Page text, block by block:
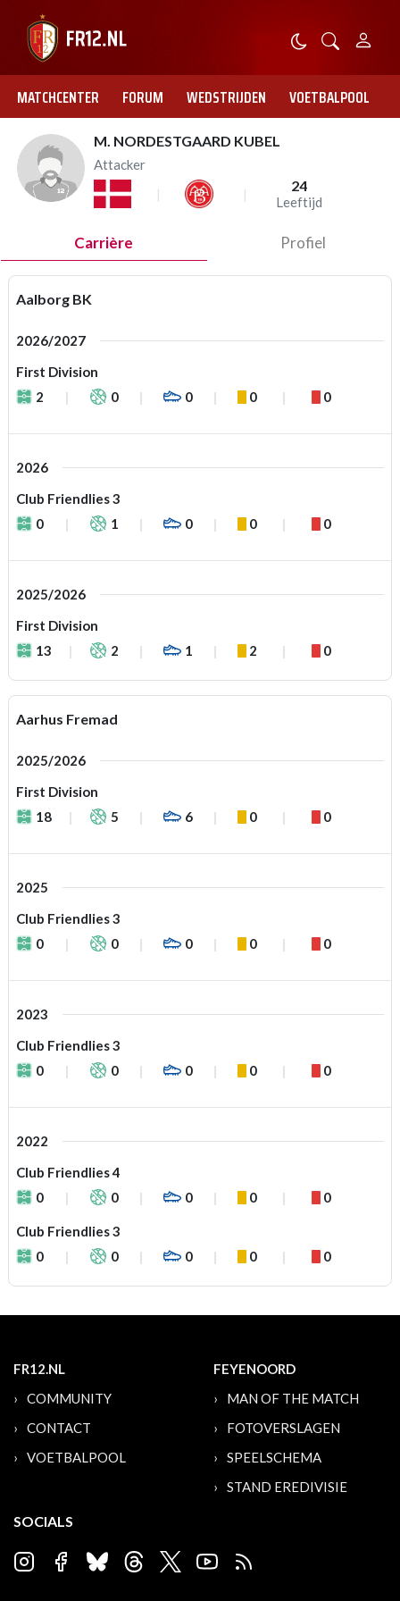
MATCHCENTER FORUM WEDSTRIJDEN VOETBALPOOL
M. NORDESTGAARD KUBEL
Attacker
24
Leeftijd
Carrière Profiel
Aalborg BK
2026/2027
First Division
2
0 0 0 0
2026
Club Friendlies 3
0
1 0 0 0
2025/2026
First Division
13
2 1 2 0
Aarhus Fremad
2025/2026
First Division
18
5 6 0 0
2025
Club Friendlies 3
0
0 0 0 0
2023
Club Friendlies 3
0
0 0 0 0
2022
Club Friendlies 4
0
0 0 0 0
Club Friendlies 3
0
0 0 0 0
FR12.NL
COMMUNITY
CONTACT
VOETBALPOOL
FEYENOORD
MAN OF THE MATCH
FOTOVERSLAGEN
SPEELSCHEMA
STAND EREDIVISIE
SOCIALS